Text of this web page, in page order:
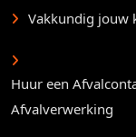
Vakkundig jouw
Huur een
Afvalverwerking